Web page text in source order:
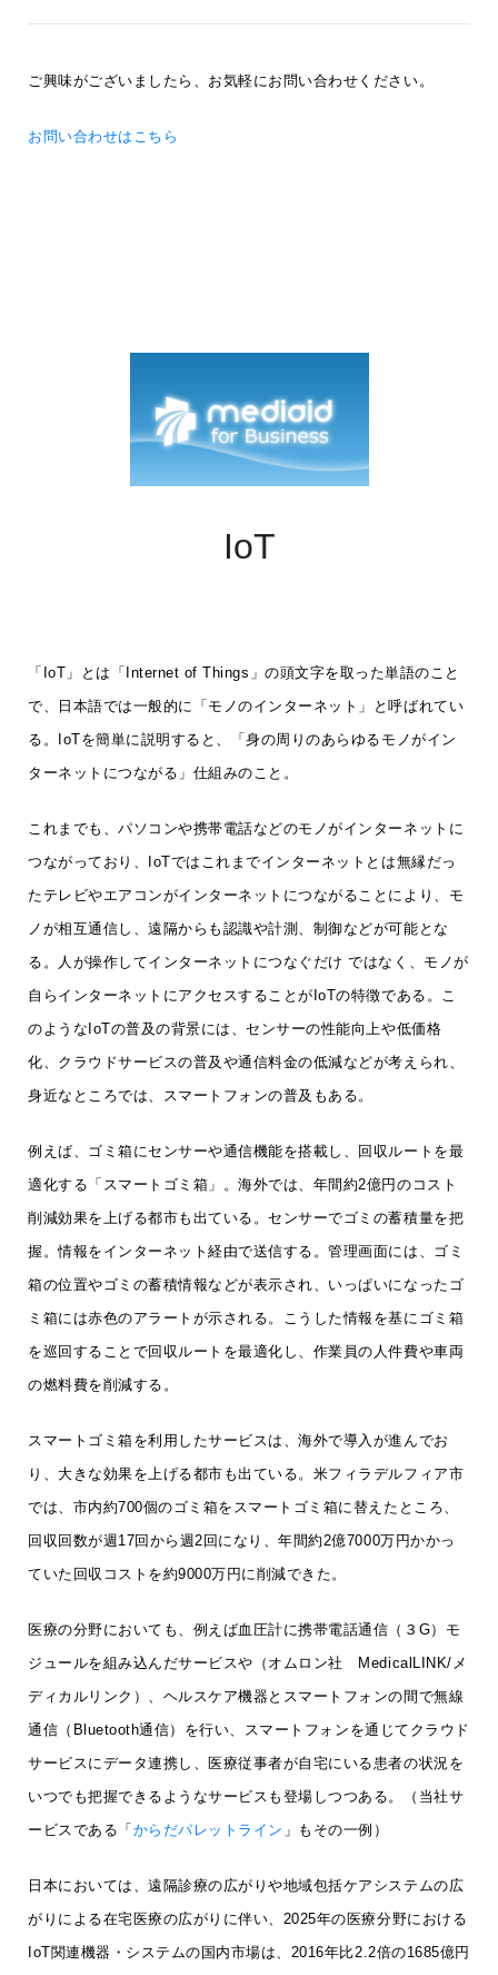
ご興味がございましたら、お気軽にお問い合わせください。
お問い合わせはこちら
IoT
「IoT」とは「Internet of Things」の頭文字を取った単語のこと
で、日本語では一般的に「モノのインターネット」と呼ばれてい
る。IoTを簡単に説明すると、「身の周りのあらゆるモノがイン
ターネットにつながる」仕組みのこと。
これまでも、パソコンや携帯電話などのモノがインターネットに
つながっており、IoTではこれまでインターネットとは無縁だっ
たテレビやエアコンがインターネットにつながることにより、モ
ノが相互通信し、遠隔からも認識や計測、制御などが可能とな
る。人が操作してインターネットにつなぐだけ ではなく、モノが
自らインターネットにアクセスすることがIoTの特徴である。こ
のようなIoTの普及の背景には、センサーの性能向上や低価格
化、クラウドサービスの普及や通信料金の低減などが考えられ、
身近なところでは、スマートフォンの普及もある。
例えば、ゴミ箱にセンサーや通信機能を搭載し、回収ルートを最
適化する「スマートゴミ箱」。海外では、年間約2億円のコスト
削減効果を上げる都市も出ている。センサーでゴミの蓄積量を把
握。情報をインターネット経由で送信する。管理画面には、ゴミ
箱の位置やゴミの蓄積情報などが表示され、いっぱいになったゴ
ミ箱には赤色のアラートが示される。こうした情報を基にゴミ箱
を巡回することで回収ルートを最適化し、作業員の人件費や車両
の燃料費を削減する。
スマートゴミ箱を利用したサービスは、海外で導入が進んでお
り、大きな効果を上げる都市も出ている。米フィラデルフィア市
では、市内約700個のゴミ箱をスマートゴミ箱に替えたところ、
回収回数が週17回から週2回になり、年間約2億7000万円かかっ
ていた回収コストを約9000万円に削減できた。
医療の分野においても、例えば血圧計に携帯電話通信（３G）モ
ジュールを組み込んだサービスや（オムロン社 MedicalLINK/メ
ディカルリンク）、ヘルスケア機器とスマートフォンの間で無線
通信（Bluetooth通信）を行い、スマートフォンを通じてクラウド
サービスにデータ連携し、医療従事者が自宅にいる患者の状況を
いつでも把握できるようなサービスも登場しつつある。（当社サ
ービスである「 からだパレットライン 」もその一例）
日本においては、遠隔診療の広がりや地域包括ケアシステムの広
がりによる在宅医療の広がりに伴い、2025年の医療分野における
IoT関連機器・システムの国内市場は、2016年比2.2倍の1685億円